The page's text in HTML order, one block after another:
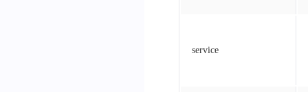
service